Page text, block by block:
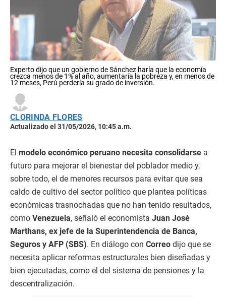
Experto dijo que un gobierno de Sánchez haría que la economía
crezca menos de 1% al año, aumentaría la pobreza y, en menos de
12 meses, Perú perdería su grado de inversión.
CLORINDA FLORES
Actualizado el 31/05/2026, 10:45 a.m.
El modelo económico peruano necesita consolidarse a
futuro para mejorar el bienestar del poblador medio y,
sobre todo, el de menores recursos para evitar que sea
caldo de cultivo del sector político que plantea políticas
económicas trasnochadas que no han tenido resultados,
como Venezuela, señaló el economista Juan José
Marthans, ex jefe de la Superintendencia de Banca,
Seguros y AFP (SBS). En diálogo con Correo dijo que se
necesita aplicar reformas estructurales bien diseñadas y
bien ejecutadas, como el del sistema de pensiones y la
descentralización.